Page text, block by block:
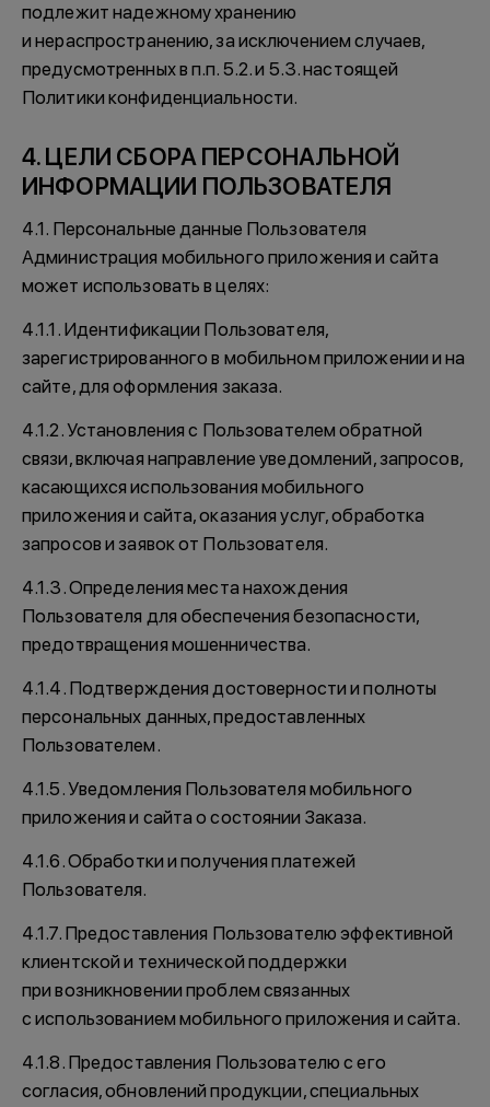
подлежит надежному хранению
и нераспространению, за исключением случаев,
предусмотренных в п.п. 5.2. и 5.3. настоящей
Политики конфиденциальности.
4. ЦЕЛИ СБОРА ПЕРСОНАЛЬНОЙ
ИНФОРМАЦИИ ПОЛЬЗОВАТЕЛЯ
4.1. Персональные данные Пользователя
Администрация мобильного приложения и сайта
может использовать в целях:
4.1.1. Идентификации Пользователя,
зарегистрированного в мобильном приложении и на
сайте, для оформления заказа.
4.1.2. Установления с Пользователем обратной
связи, включая направление уведомлений, запросов,
касающихся использования мобильного
приложения и сайта, оказания услуг, обработка
запросов и заявок от Пользователя.
4.1.3. Определения места нахождения
Пользователя для обеспечения безопасности,
предотвращения мошенничества.
4.1.4. Подтверждения достоверности и полноты
персональных данных, предоставленных
Пользователем.
4.1.5. Уведомления Пользователя мобильного
приложения и сайта о состоянии Заказа.
4.1.6. Обработки и получения платежей
Пользователя.
4.1.7. Предоставления Пользователю эффективной
клиентской и технической поддержки
при возникновении проблем связанных
с использованием мобильного приложения и сайта.
4.1.8. Предоставления Пользователю с его
согласия, обновлений продукции, специальных